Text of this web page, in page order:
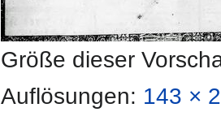
Größe dieser
Auflösungen: 143 ×